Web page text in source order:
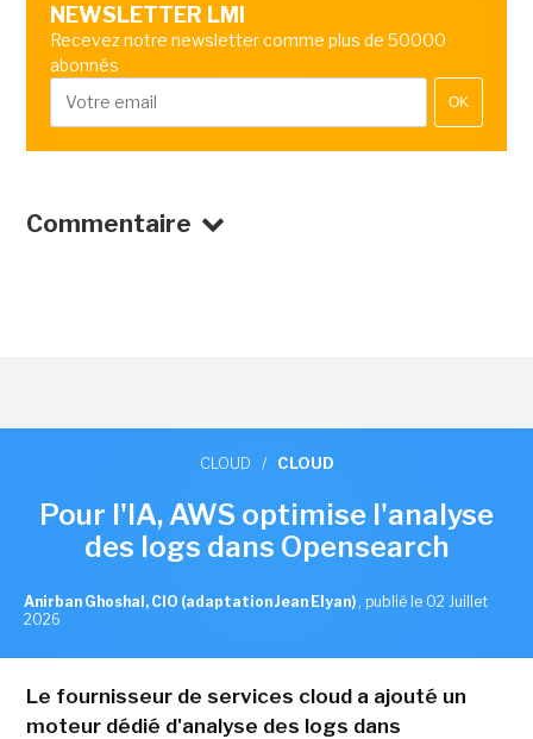
NEWSLETTER LMI
Recevez notre newsletter comme plus de 50000
abonnés
OK
Commentaire
CLOUD / CLOUD
Pour l'IA, AWS optimise l'analyse
des logs dans Opensearch
Anirban Ghoshal, CIO (adaptation Jean Elyan) , publié le 02 Juillet
2026
Le fournisseur de services cloud a ajouté un
moteur dédié d'analyse des logs dans